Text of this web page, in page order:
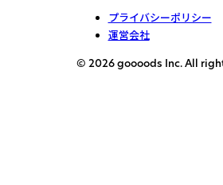
プライバシーポリシー
運営会社
© 2026 goooods Inc. All